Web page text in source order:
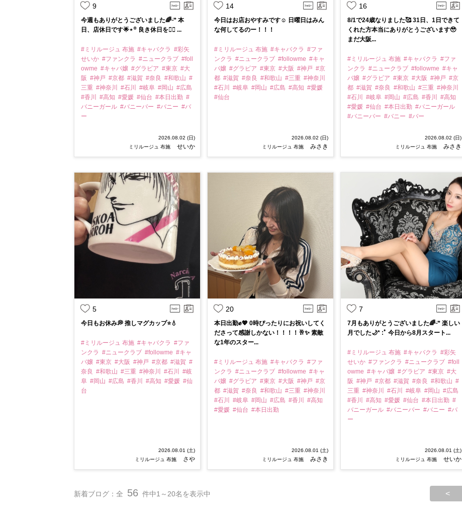
9
今週もありがとうございました🌈ᵕ̈* 本
日、店休日です🌟⋆꙳ 良き休日を✊🏻 ...
#ミリルージュ 布施 #キャバクラ #彩矢
せいか #ファンクラ #ニュークラブ #foll
owme #キャバ嬢 #グラビア #東京 #大
阪 #神戸 #京都 #滋賀 #奈良 #和歌山 #
三重 #神奈川 #石川 #岐阜 #岡山 #広島
#香川
#高知 #愛媛 #仙台 #本日出勤 #
バニーガール #バニーバー #バニー #バ
ー
2026.08.02 (日)
ミリルージュ 布施
せいか
14
今日はお店おやすみです☺️ 日曜日はみん
な何してるのー！！！
#ミリルージュ 布施 #キャバクラ #ファ
ンクラ #ニュークラブ #followme #キャ
バ嬢 #グラビア #東京 #大阪 #神戸 #京
都 #滋賀 #奈良 #和歌山 #三重 #神奈川
#石川
#岐阜 #岡山 #広島 #高知 #愛媛
#仙台
2026.08.02 (日)
ミリルージュ 布施
みさき
16
8/1で24歳なりました🥰 31日、1日できて
くれた方本当にありがとうございます🥹
まだ大阪...
#ミリルージュ 布施 #キャバクラ #ファ
ンクラ #ニュークラブ #followme #キャ
バ嬢 #グラビア #東京 #大阪 #神戸 #京
都 #滋賀 #奈良 #和歌山 #三重 #神奈川
#石川
#岐阜 #岡山 #広島 #香川
#高知
#愛媛 #仙台 #本日出勤 #バニーガール
#バニーバー #バニー #バー
2026.08.02 (日)
ミリルージュ 布施
みさき
5
今日もお休み💭 推しマグカップ⭐️💧
#ミリルージュ 布施 #キャバクラ #ファ
ンクラ #ニュークラブ #followme #キャ
バ嬢 #東京 #大阪 #神戸 #京都 #滋賀 #
奈良 #和歌山 #三重 #神奈川 #石川
#岐
阜 #岡山 #広島 #香川 #高知 #愛媛 #仙
台
2026.08.01 (土)
ミリルージュ 布施
さや
20
本日出勤✊💖 0時ぴったりにお祝いしてく
ださって感謝しかない！！！！🥂✨ 素敵
な1年のスター...
#ミリルージュ 布施 #キャバクラ #ファ
ンクラ #ニュークラブ #followme #キャ
バ嬢 #グラビア #東京 #大阪 #神戸 #京
都 #滋賀 #奈良 #和歌山 #三重 #神奈川
#石川
#岐阜 #岡山 #広島 #香川
#高知
#愛媛 #仙台 #本日出勤
2026.08.01 (土)
ミリルージュ 布施
みさき
7
7月もありがとうございました🌈ᵕ̈* 楽しい
月でした🌙* :ﾟ 今日から8月スタート...
#ミリルージュ 布施 #キャバクラ #彩矢
せいか #ファンクラ #ニュークラブ #foll
owme #キャバ嬢 #グラビア #東京 #大
阪 #神戸 #京都 #滋賀 #奈良 #和歌山 #
三重 #神奈川 #石川 #岐阜 #岡山 #広島
#香川
#高知 #愛媛 #仙台 #本日出勤 #
バニーガール #バニーバー #バニー #バ
ー
2026.08.01 (土)
ミリルージュ 布施
せいか
新着ブログ：全 56 件中1～20名を表示中 <